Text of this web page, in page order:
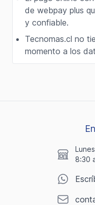
de webpay plus
y confiable.
Tecnomas.cl no
momento a los
8:30